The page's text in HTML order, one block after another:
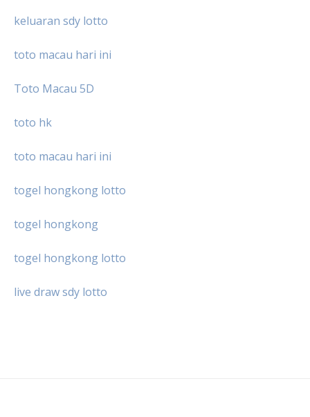
keluaran sdy lotto
toto macau hari ini
Toto Macau 5D
toto hk
toto macau hari ini
togel hongkong lotto
togel hongkong
togel hongkong lotto
live draw sdy lotto